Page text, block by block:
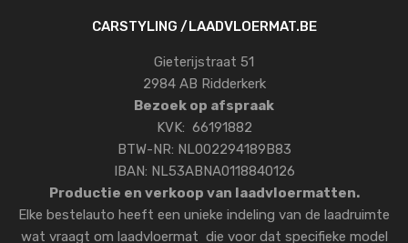
CARSTYLING /LAADVLOERMAT.BE
Gieterijstraat 51
2984 AB Ridderkerk
Bezoek op afspraak
KVK: 66191882
BTW-NR: NL002294189B83
IBAN: NL53ABNA0118840126
Productie en verkoop van laadvloermatten.
Elke bestelauto heeft een unieke indeling van de laadruimte
wat vraagt om laadvloermat die voor dat specifieke model